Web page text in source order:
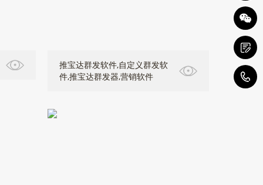
推宝达群发软件,自定义群发软
件,推宝达群发器,营销软件